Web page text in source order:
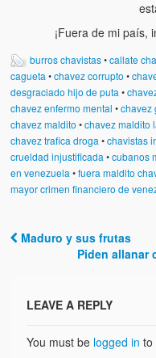
¡Fuera de mi país,
burros chavistas•callate
cagueta •chavez corrupto •
desgraciado hijo de puta •
chavez enfermo mental •chavez
chavez maldito •chavez maldito
chavez trafica droga •chavistas
crueldad injustificada •cubanos
en venezuela •fuera maldito
mayor crimen financiero de
Post
Maduro y sus frutas
Piden allanar
LEAVE A REPLY
You must be logged in to